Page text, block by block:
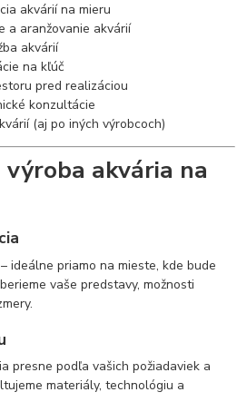
akvárií na mieru
a aranžovanie akvárií
akvárií
na kľúč
pred realizáciou
konzultácie
(aj po iných výrobcoch)
akvária na
ideálne priamo na mieste, kde bude
vaše predstavy, možnosti
presne podľa vašich požiadaviek a
materiály, technológiu a